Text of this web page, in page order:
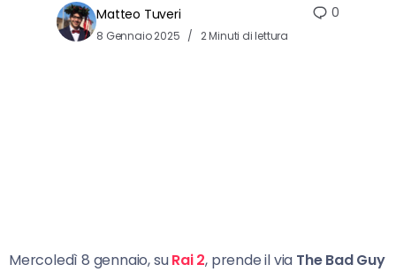
Matteo Tuveri
8 Gennaio 2025 2 Minuti di lettura
0
Mercoledì 8 gennaio, suRai 2, prende il via The Bad Guy